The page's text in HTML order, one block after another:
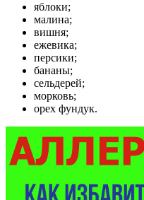
яблоки;
малина;
вишня;
ежевика;
персики;
бананы;
сельдерей;
морковь;
орех фундук.